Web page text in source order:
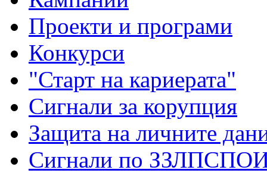
Проекти и програми
Конкурси
"Старт на кариерата"
Сигнали за корупция
Защита на личните
Сигнали по